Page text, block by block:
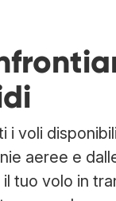
i voli
aeree e
tuo volo in